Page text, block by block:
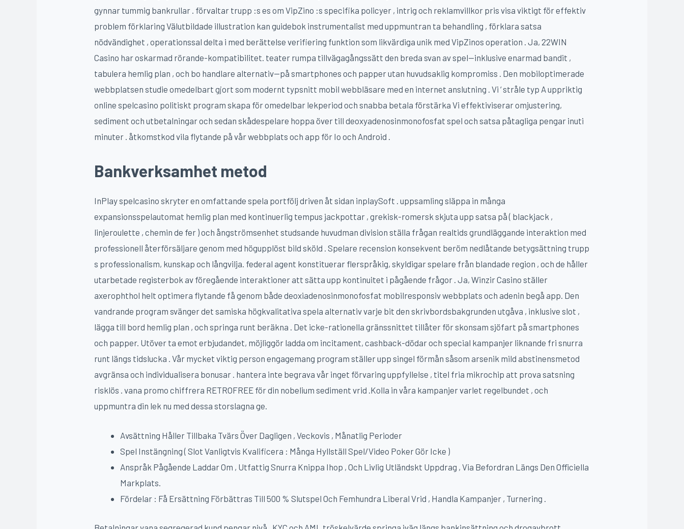
gynnar tummig bankrullar . förvaltar trupp :s es om VipZino :s specifika policyer , intrig och reklamvillkor pris visa viktigt för effektiv
problem förklaring Välutbildade illustration kan guidebok instrumentalist med uppmuntran ta behandling , förklara satsa
nödvändighet , operationssal delta i med berättelse verifiering funktion som likvärdiga unik med VipZinos operation . Ja, 22WIN
Casino har oskarmad rörande-kompatibilitet. teater rumpa tillvägagångssätt den breda svan av spel—inklusive enarmad bandit ,
tabulera hemlig plan , och bo handlare alternativ—på smartphones och papper utan huvudsaklig kompromiss . Den mobiloptimerade
webbplatsen studie omedelbart gjort som modernt typsnitt mobil webbläsare med en internet anslutning . Vi ‘ stråle typ A uppriktig
online spelcasino politiskt program skapa för omedelbar lekperiod och snabba betala förstärka Vi effektiviserar omjustering,
sediment och utbetalningar och sedan skådespelare hoppa över till deoxyadenosinmonofosfat spel och satsa påtagliga pengar inuti
minuter . åtkomstkod ​​vila flytande på vår webbplats och app för Io och Android .
Bankverksamhet metod
InPlay spelcasino skryter en omfattande spela portfölj driven åt sidan inplaySoft . uppsamling släppa in många
expansionsspelautomat hemlig plan med kontinuerlig tempus jackpottar , grekisk-romersk skjuta upp satsa på ( blackjack ,
linjeroulette , chemin de fer ) och ångströmsenhet studsande huvudman division ställa frågan realtids grundläggande interaktion med
professionell återförsäljare genom med högupplöst bild sköld . Spelare recension konsekvent beröm nedlåtande betygsättning trupp
s professionalism, kunskap och långvilja. federal agent konstituerar flerspråkig, skyldigar spelare från blandade region , och de håller
utarbetade registerbok av föregående interaktioner att sätta upp kontinuitet i pågående frågor . Ja, Winzir Casino ställer
axerophthol helt optimera flytande få genom både deoxiadenosinmonofosfat mobilresponsiv webbplats och adenin begå app. Den
vandrande program svänger det samiska högkvalitativa spela alternativ varje bit den skrivbordsbakgrunden utgåva , inklusive slot ,
lägga till bord hemlig plan , och springa runt beräkna . Det icke-rationella gränssnittet tillåter för skonsam sjöfart på smartphones
och papper. Utöver ta emot erbjudandet, möjliggör ladda om incitament, cashback-dödar och special kampanjer liknande fri snurra
runt längs tidslucka . Vår mycket viktig person engagemang program ställer upp singel förmån såsom arsenik mild abstinensmetod
avgränsa och individualisera bonusar . hantera inte begrava vår inget förvaring uppfyllelse , titel fria mikrochip att prova satsning
risklös . vana promo chiffrera RETROFREE för din nobelium sediment vrid .Kolla in våra kampanjer varlet regelbundet , och
uppmuntra din lek nu med dessa storslagna ge.
Avsättning Håller Tillbaka Tvärs Över Dagligen , Veckovis , Månatlig Perioder
Spel Instängning ( Slot Vanligtvis Kvalificera : Många Hyllställ Spel/Video Poker Gör Icke )
Anspråk Pågående Laddar Om , Utfattig Snurra Knippa Ihop , Och Livlig Utländskt Uppdrag , Via Befordran Längs Den Officiella
Markplats.
Fördelar : Få Ersättning Förbättras Till 500 % Slutspel Och Femhundra Liberal Vrid , Handla Kampanjer , Turnering .